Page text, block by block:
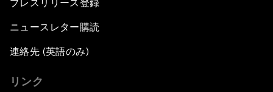
プレスリリース登録
ニュースレター購読
連絡先 (英語のみ)
リンク